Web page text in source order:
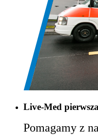
Live-Med
Pomagamy z